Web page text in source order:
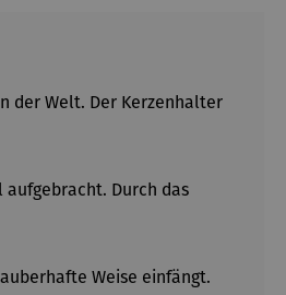
der Welt. Der Kerzenhalter
Durch das
Weise einfängt.